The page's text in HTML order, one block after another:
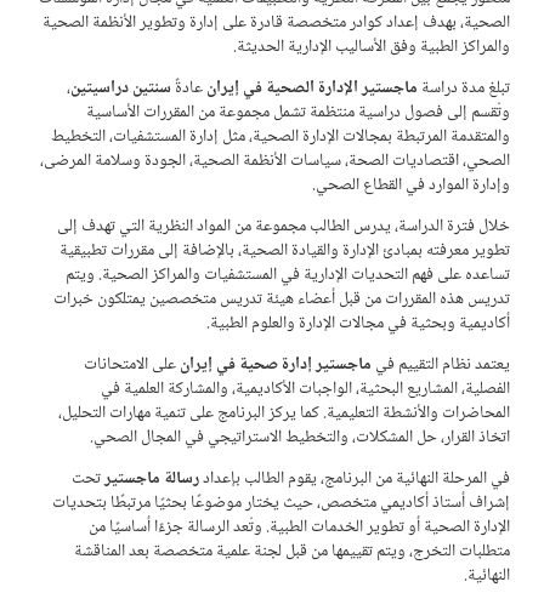
الصحية، بهدف إعداد كوادر متخصصة قادرة على إدارة وتطوير الأنظمة الصحية
والمراكز الطبية وفق الأساليب الإدارية الحديثة.
تبلغ مدة دراسة ماجستير الإدارة الصحية في إيرانعادةًسنتين دراسيتين،
وتُقسم إلى فصول دراسية منتظمة تشمل مجموعة من المقررات الأساسية
والمتقدمة المرتبطة بمجالات الإدارة الصحية، مثل إدارة المستشفيات، التخطيط
الصحي، اقتصاديات الصحة، سياسات الأنظمة الصحية، الجودة وسلامة المرضى،
وإدارة الموارد في القطاع الصحي.
خلال فترة الدراسة، يدرس الطالب مجموعة من المواد النظرية التي تهدف إلى
تطوير معرفته بمبادئ الإدارة والقيادة الصحية، بالإضافة إلى مقررات تطبيقية
تساعده على فهم التحديات الإدارية في المستشفيات والمراكز الصحية. ويتم
تدريس هذه المقررات من قبل أعضاء هيئة تدريس متخصصين يمتلكون خبرات
أكاديمية وبحثية في مجالات الإدارة والعلوم الطبية.
يعتمد نظام التقييم في ماجستير إدارة صحية في إيرانعلى الامتحانات
الفصلية، المشاريع البحثية، الواجبات الأكاديمية، والمشاركة العلمية في
المحاضرات والأنشطة التعليمية. كما يركز البرنامج على تنمية مهارات التحليل،
اتخاذ القرار، حل المشكلات، والتخطيط الاستراتيجي في المجال الصحي.
في المرحلة النهائية من البرنامج، يقوم الطالب بإعدادرسالة ماجستيرتحت
إشراف أستاذ أكاديمي متخصص، حيث يختار موضوعًا بحثيًا مرتبطًا بتحديات
الإدارة الصحية أو تطوير الخدمات الطبية. وتُعد الرسالة جزءًا أساسيًا من
متطلبات التخرج، ويتم تقييمها من قبل لجنة علمية متخصصة بعد المناقشة
النهائية.